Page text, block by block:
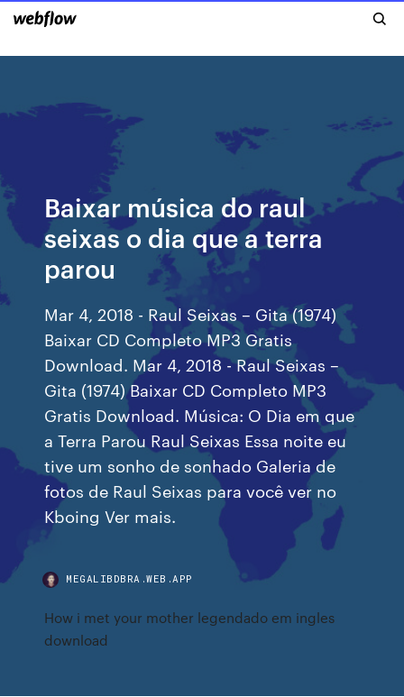
Baixar música do raul
seixas o dia que a terra
parou
Mar 4, 2018 - Raul Seixas – Gita (1974)
Baixar CD Completo MP3 Gratis
Download. Mar 4, 2018 - Raul Seixas –
Gita (1974) Baixar CD Completo MP3
Gratis Download. Música: O Dia em que
a Terra Parou Raul Seixas Essa noite eu
tive um sonho de sonhado Galeria de
fotos de Raul Seixas para você ver no
Kboing Ver mais.
MEGALIBDBRA.WEB.APP
How i met your mother legendado em ingles
download